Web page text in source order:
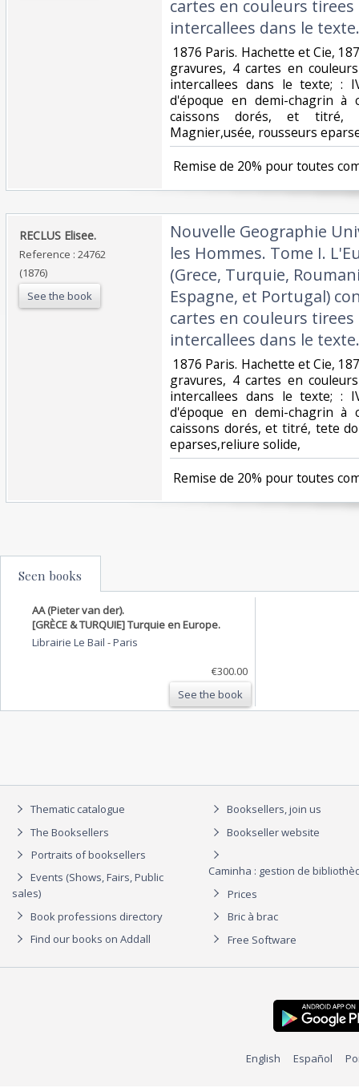
cartes en couleurs
intercallees dans le texte.‎
1876 Paris. Hachette et Cie,
gravures, 4 cartes en
intercallees dans le texte; :
d'époque en demi-chagrin
caissons dorés, et titré,
Magnier,usée, rousseurs
Remise de 20% pour toutes
‎RECLUS Elisee. ‎
Reference : 24762
(1876)
See the book
‎Nouvelle Geographie
les Hommes. Tome I.
(Grece, Turquie,
Espagne, et Portugal)
cartes en couleurs
intercallees dans le texte.‎
1876 Paris. Hachette et Cie,
gravures, 4 cartes en
intercallees dans le texte; :
d'époque en demi-chagrin
caissons dorés, et titré, tete
eparses,reliure solide,‎
Remise de 20% pour toutes
Seen books
AA (Pieter van der).
[GRÈCE & TURQUIE] Turquie en Europe.
Librairie Le Bail -Paris
€300.00
See the book
Thematic catalogue
The Booksellers
Portraits of booksellers
Events (Shows, Fairs, Public
sales)
Book professions directory
Find our books on Addall
Booksellers, join us
Bookseller website
Caminha : gestion de
Prices
Bric à brac
Free Software
English Español